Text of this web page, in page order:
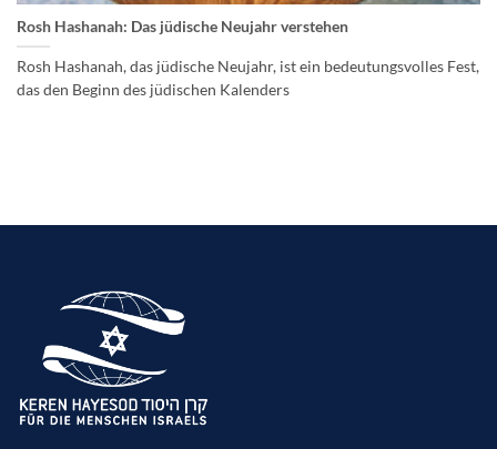
Kontakt
♥ Jetzt spenden
Rosh Hashanah: Das jüdische Neujahr verstehen
Rosh Hashanah, das jüdische Neujahr, ist ein bedeutungsvolles Fest,
das den Beginn des jüdischen Kalenders